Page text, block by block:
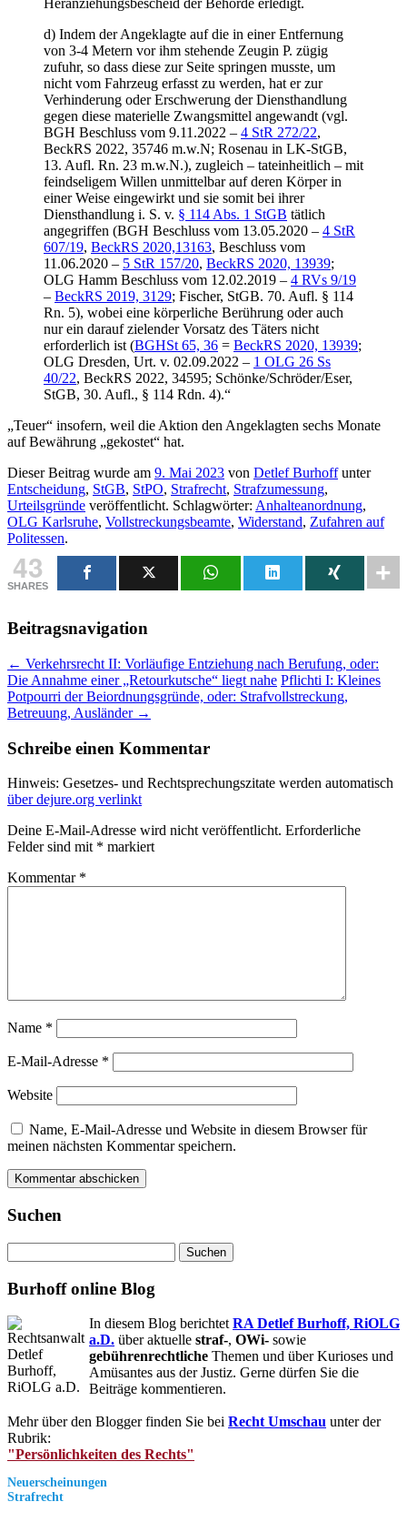
d) Indem der Angeklagte auf die in einer Entfernung
von 3-4 Metern vor ihm stehende Zeugin P. zügig
zufuhr, so dass diese zur Seite springen musste, um
nicht vom Fahrzeug erfasst zu werden, hat er zur
Verhinderung oder Erschwerung der Diensthandlung
gegen diese materielle Zwangsmittel angewandt (vgl.
BGH Beschluss vom 9.11.2022 – 4 StR 272/22,
BeckRS 2022, 35746 m.w.N; Rosenau in LK-StGB,
13. Aufl. Rn. 23 m.w.N.), zugleich – tateinheitlich – mit
feindseligem Willen unmittelbar auf deren Körper in
einer Weise eingewirkt und sie somit bei ihrer
Diensthandlung i. S. v. § 114 Abs. 1 StGB tätlich
angegriffen (BGH Beschluss vom 13.05.2020 – 4 StR
607/19, BeckRS 2020,13163, Beschluss vom
11.06.2020 – 5 StR 157/20, BeckRS 2020, 13939;
OLG Hamm Beschluss vom 12.02.2019 – 4 RVs 9/19
– BeckRS 2019, 3129; Fischer, StGB. 70. Aufl. § 114
Rn. 5), wobei eine körperliche Berührung oder auch
nur ein darauf zielender Vorsatz des Täters nicht
erforderlich ist (BGHSt 65, 36 = BeckRS 2020, 13939;
OLG Dresden, Urt. v. 02.09.2022 – 1 OLG 26 Ss
40/22, BeckRS 2022, 34595; Schönke/Schröder/Eser,
StGB, 30. Aufl., § 114 Rdn. 4).“
„Teuer“ insofern, weil die Aktion den Angeklagten sechs Monate
auf Bewährung „gekostet“ hat.
Dieser Beitrag wurde am 9. Mai 2023 von Detlef Burhoffunter
Entscheidung, StGB, StPO, Strafrecht, Strafzumessung,
Urteilsgründe veröffentlicht. Schlagwörter: Anhalteanordnung,
OLG Karlsruhe, Vollstreckungsbeamte, Widerstand, Zufahren auf
Politessen.
43
SHARES
Beitragsnavigation
← Verkehrsrecht II: Vorläufige Entziehung nach Berufung, oder:
Die Annahme einer „Retourkutsche“ liegt nahe Pflichti I: Kleines
Potpourri der Beiordnungsgründe, oder: Strafvollstreckung,
Betreuung, Ausländer →
Schreibe einen Kommentar
Hinweis: Gesetzes- und Rechtsprechungszitate werden automatisch
über dejure.org verlinkt
Deine E-Mail-Adresse wird nicht veröffentlicht. Erforderliche
Felder sind mit * markiert
Kommentar *
Name *
E-Mail-Adresse *
Website
Name, E-Mail-Adresse und Website in diesem Browser für
meinen nächsten Kommentar speichern.
Suchen
nach:
Burhoff online Blog
In diesem Blog berichtet RA Detlef Burhoff, RiOLG
a.D. über aktuelle straf-, OWi- sowie
gebührenrechtliche Themen und über Kurioses und
Amüsantes aus der Justiz. Gerne dürfen Sie die
Beiträge kommentieren.
Mehr über den Blogger finden Sie bei Recht Umschau unter der
Rubrik:
"Persönlichkeiten des Rechts"
Neuerscheinungen
Strafrecht